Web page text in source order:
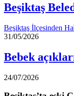
Beşiktaş
Beşiktaş İlçesinden
31/05/2026
Bebek
24/07/2026